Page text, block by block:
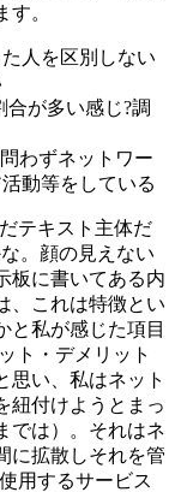
。
人を区別しない
が多い感じ?調
わずネットワー
動等をしている
テキスト主体だ
。顔の見えない
板に書いてある内
、これは特徴とい
と私が感じた項目
ト・デメリット
思い、私はネット
紐付けようとまっ
では）。それはネ
に拡散しそれを管
用するサービス